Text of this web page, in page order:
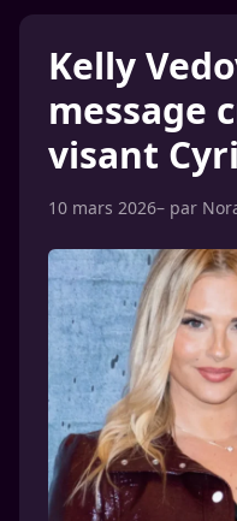
Kelly
message
visant
10 mars 2026– par